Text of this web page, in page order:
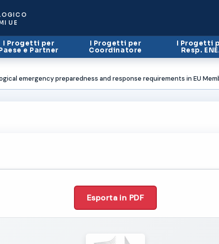
UE
I Progetti per
e Partner
I Progetti per
Coordinatore
I Progetti
Resp.
emergency preparedness and response requirements in EU
Esporta in PDF